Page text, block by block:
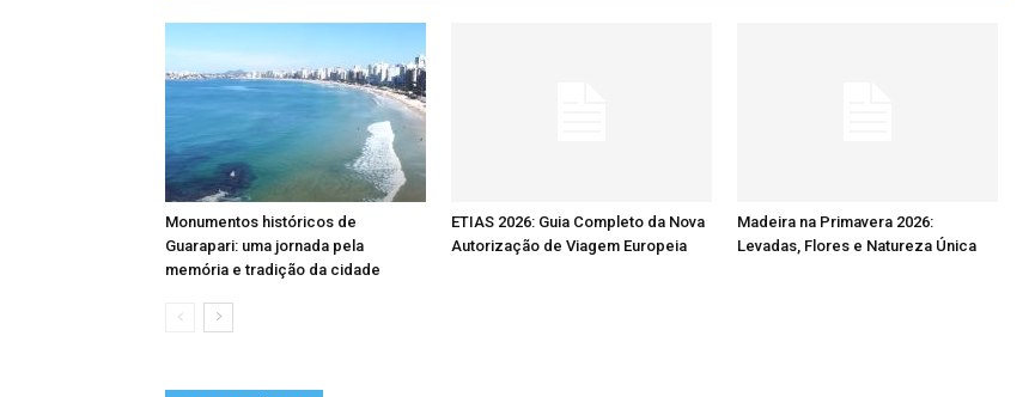
Monumentos históricos de
Guarapari: uma jornada pela
memória e tradição da cidade
ETIAS 2026: Guia Completo da Nova
Autorização de Viagem Europeia
Madeira na Primavera 2026:
Levadas, Flores e Natureza Única